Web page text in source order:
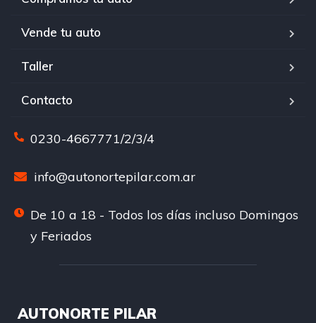
Vende tu auto
Taller
Contacto
0230-4667771/2/3/4
info@autonortepilar.com.ar
De 10 a 18 - Todos los días incluso Domingos
y Feriados
AUTONORTE PILAR